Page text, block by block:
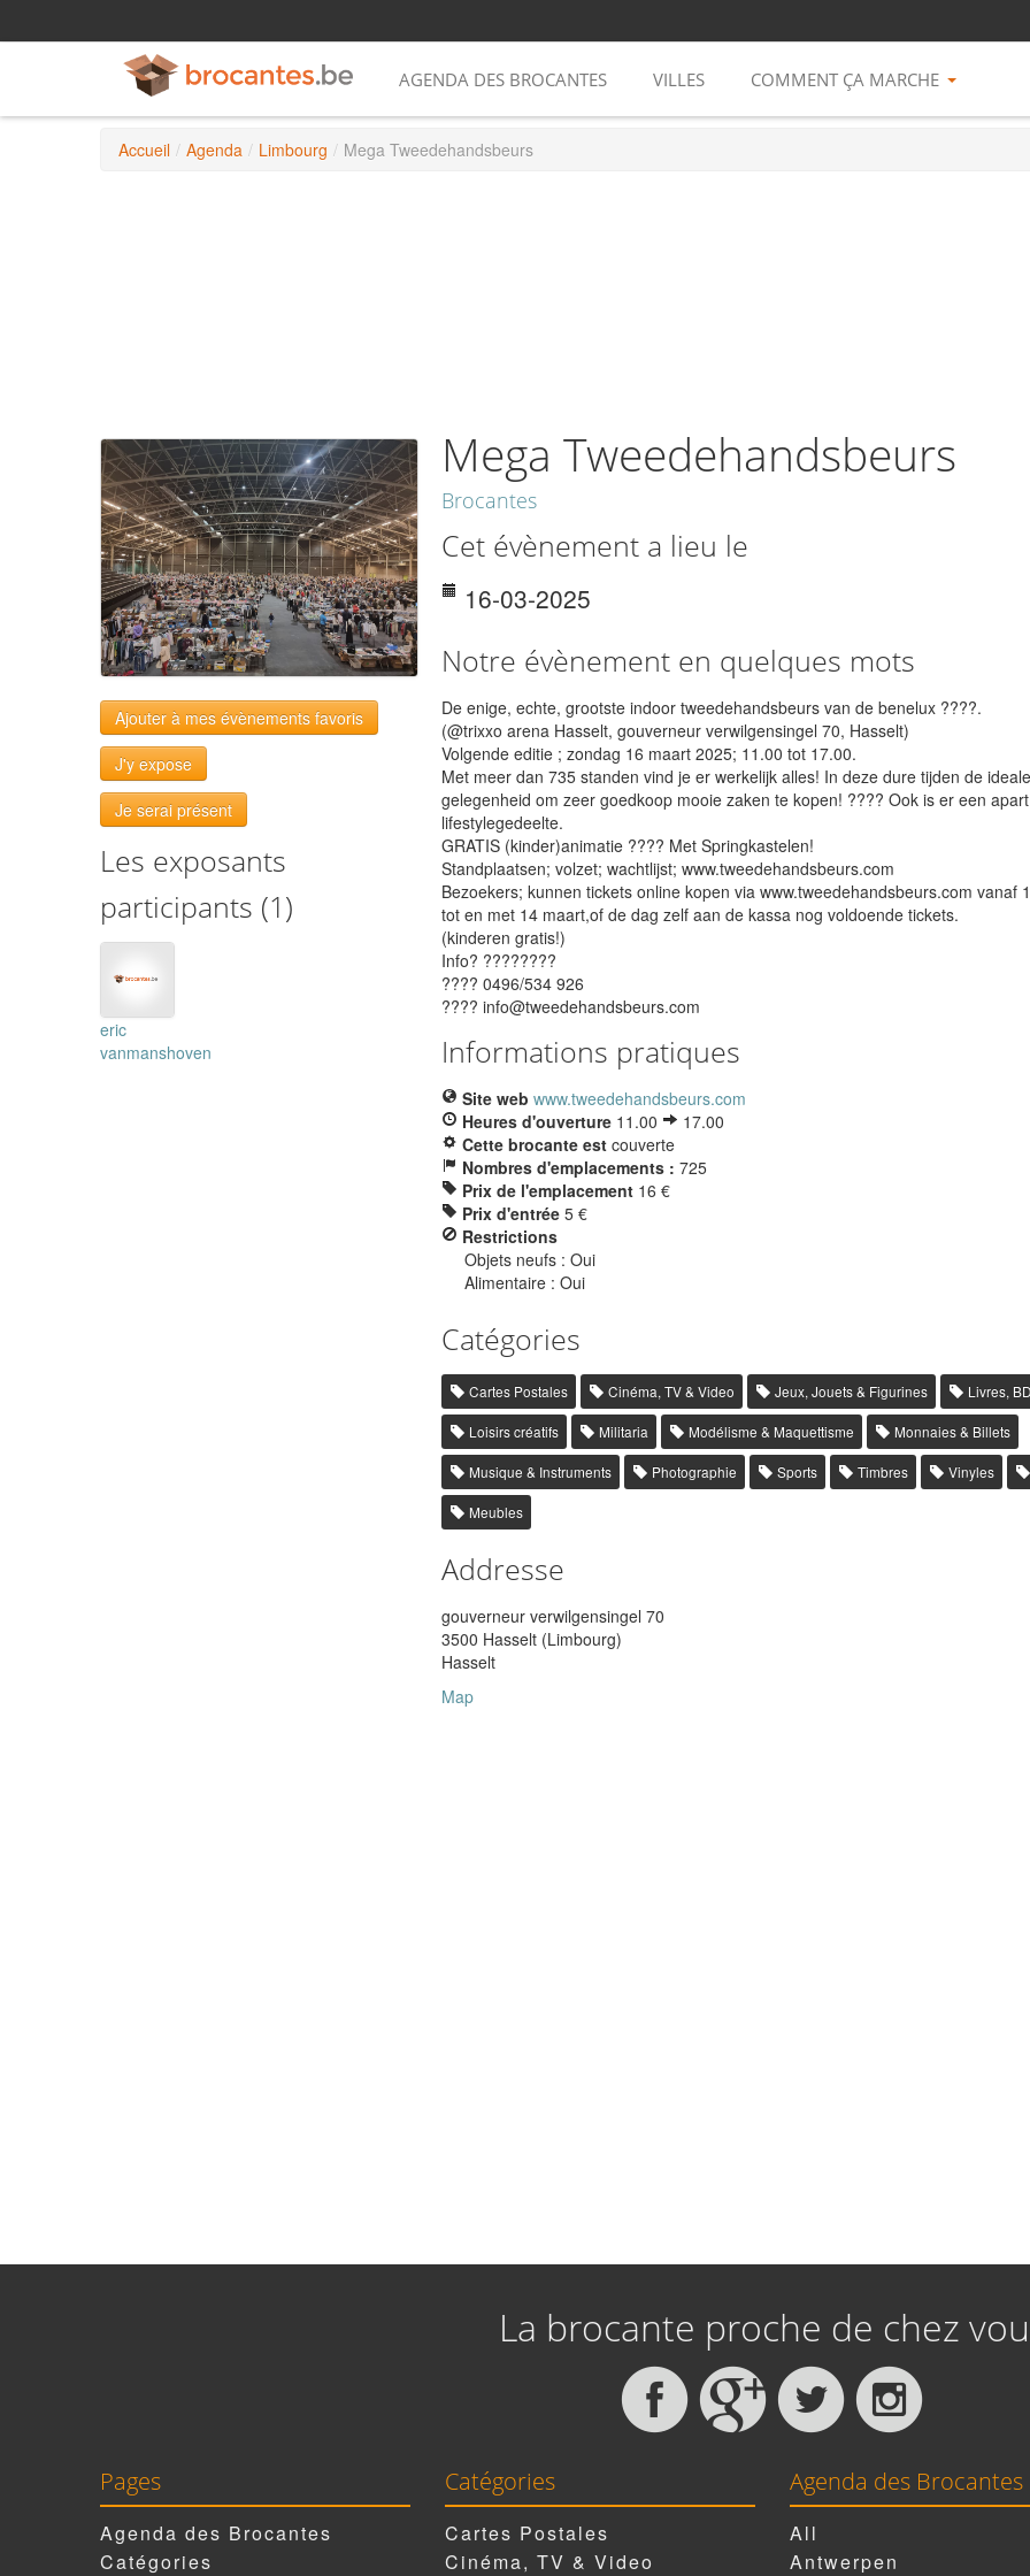
AGENDA DES BROCANTES VILLES COMMENT ÇA MARCHE
Accueil / Agenda / Limbourg / Mega Tweedehandsbeurs
Ajouter à mes évènements favoris
J'y expose
Je serai présent
Les exposants
participants (1)
eric
vanmanshoven
Mega Tweedehandsbeurs
Brocantes
Cet évènement a lieu le
16-03-2025
Notre évènement en quelques mots
De enige, echte, grootste indoor tweedehandsbeurs van de benelux ????.
(@trixxo arena Hasselt, gouverneur verwilgensingel 70, Hasselt)
Volgende editie ; zondag 16 maart 2025; 11.00 tot 17.00.
Met meer dan 735 standen vind je er werkelijk alles! In deze dure tijden de ideale
gelegenheid om zeer goedkoop mooie zaken te kopen! ???? Ook is er een apart
lifestylegedeelte.
GRATIS (kinder)animatie ???? Met Springkastelen!
Standplaatsen; volzet; wachtlijst; www.tweedehandsbeurs.com
Bezoekers; kunnen tickets online kopen via www.tweedehandsbeurs.com vanaf
tot en met 14 maart,of de dag zelf aan de kassa nog voldoende tickets.
(kinderen gratis!)
Info? ????????
???? 0496/534 926
???? info@tweedehandsbeurs.com
Informations pratiques
Site web www.tweedehandsbeurs.com
Heures d'ouverture 11.00
17.00
Cette brocante est couverte
Nombres d'emplacements : 725
Prix de l'emplacement 16 €
Prix d'entrée 5 €
Restrictions
Objets neufs : Oui
Alimentaire : Oui
Catégories
Cartes Postales Cinéma, TV & Video Jeux, Jouets & Figurines Livres,
Loisirs créatifs Militaria Modélisme & Maquettisme Monnaies & Billets
Musique & Instruments Photographie Sports Timbres Vinyles
Meubles
Addresse
gouverneur verwilgensingel 70
3500 Hasselt (Limbourg)
Hasselt
Map
La brocante proche de chez
Pages
Agenda des Brocantes
Catégories
Catégories
Cartes Postales
Cinéma, TV & Video
Agenda des Brocantes
All
Antwerpen